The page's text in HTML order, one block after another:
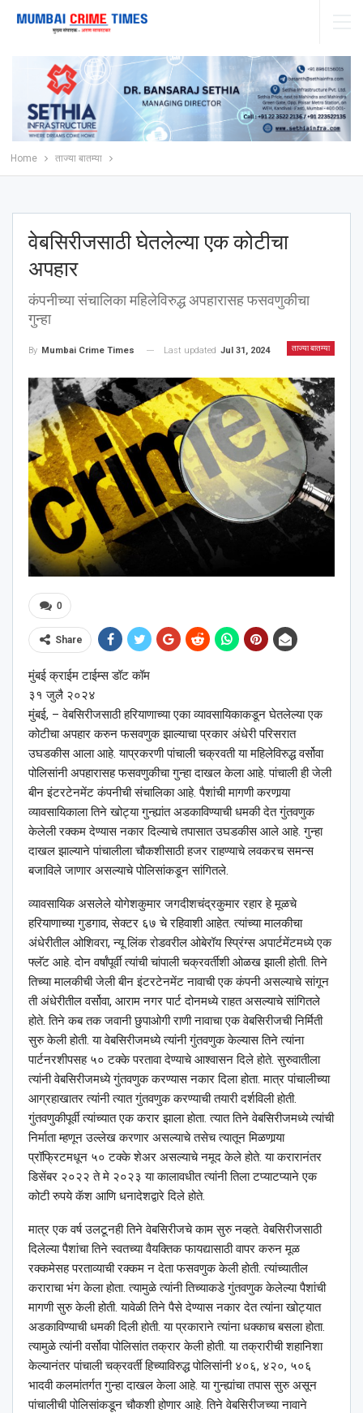
Home ताज्या बातम्या
वेबसिरीजसाठी घेतलेल्या एक कोटीचा
अपहार
कंपनीच्या संचालिका महिलेविरुद्ध अपहारासह फसवणुकीचा
गुन्हा
ताज्या बातम्या
By Mumbai Crime Times Last updated Jul 31, 2024
0
Share
मुंबई क्राईम टाईम्स डॉट कॉम
३१ जुलै २०२४
मुंबई, – वेबसिरीजसाठी हरियाणाच्या एका व्यावसायिकाकडून घेतलेल्या एक
कोटीचा अपहार करुन फसवणुक झाल्याचा प्रकार अंधेरी परिसरात
उघडकीस आला आहे. याप्रकरणी पांचाली चक्रवती या महिलेविरुद्ध वर्सोवा
पोलिसांनी अपहारासह फसवणुकीचा गुन्हा दाखल केला आहे. पांचाली ही जेली
बीन इंटरटेनमेंट कंपनीची संचालिका आहे. पैशांची मागणी करणार्‍या
व्यावसायिकाला तिने खोट्या गुन्ह्यांत अडकाविण्याची धमकी देत गुंतवणुक
केलेली रक्कम देण्यास नकार दिल्याचे तपासात उघडकीस आले आहे. गुन्हा
दाखल झाल्याने पांचालीला चौकशीसाठी हजर राहण्याचे लवकरच समन्स
बजाविले जाणार असल्याचे पोलिसांकडून सांगितले.
व्यावसायिक असलेले योगेशकुमार जगदीशचंद्रकुमार रहार हे मूळचे
हरियाणाच्या गुडगाव, सेक्टर ६७ चे रहिवाशी आहेत. त्यांच्या मालकीचा
अंधेरीतील ओशिवरा, न्यू लिंक रोडवरील ओबेरॉय स्प्रिंग्स अपार्टमेंटमध्ये एक
फ्लॅट आहे. दोन वर्षांपूर्वी त्यांची चांपाली चक्रवर्तीशी ओळख झाली होती. तिने
तिच्या मालकीची जेली बीन इंटरटेनमेंट नावाची एक कंपनी असल्याचे सांगून
ती अंधेरीतील वर्सोवा, आराम नगर पार्ट दोनमध्ये राहत असल्याचे सांगितले
होते. तिने कब तक जवानी छुपाओगी राणी नावाचा एक वेबसिरीजची निर्मिती
सुरु केली होती. या वेबसिरीजमध्ये त्यांनी गुंतवणुक केल्यास तिने त्यांना
पार्टनरशीपसह ५० टक्के परतावा देण्याचे आश्‍वासन दिले होते. सुरुवातीला
त्यांनी वेबसिरीजमध्ये गुंतवणुक करण्यास नकार दिला होता. मात्र पांचालीच्या
आग्रहाखातर त्यांनी त्यात गुंतवणुक करण्याची तयारी दर्शविली होती.
गुंतवणुकीपूर्वी त्यांच्यात एक करार झाला होता. त्यात तिने वेबसिरीजमध्ये त्यांची
निर्माता म्हणून उल्लेख करणार असल्याचे तसेच त्यातून मिळणार्‍या
प्रॉफ्रिटमधून ५० टक्के शेअर असल्याचे नमूद केले होते. या करारानंतर
डिसेंबर २०२२ ते मे २०२३ या कालावधीत त्यांनी तिला टप्याटप्याने एक
कोटी रुपये कॅश आणि धनादेशद्वारे दिले होते.
मात्र एक वर्ष उलटूनही तिने वेबसिरीजचे काम सुरु नव्हते. वेबसिरीजसाठी
दिलेल्या पैशांचा तिने स्वतच्या वैयक्तिक फायद्यासाठी वापर करुन मूळ
रक्कमेसह परताव्याची रक्कम न देता फसवणुक केली होती. त्यांच्यातील
कराराचा भंग केला होता. त्यामुळे त्यांनी तिच्याकडे गुंतवणुक केलेल्या पैशांची
मागणी सुरु केली होती. यावेळी तिने पैसे देण्यास नकार देत त्यांना खोट्यात
अडकाविण्याची धमकी दिली होती. या प्रकाराने त्यांना धक्काच बसला होता.
त्यामुळे त्यांनी वर्सोवा पोलिसांत तक्रार केली होती. या तक्रारीची शहानिशा
केल्यानंतर पांचाली चक्रवर्ती हिच्याविरुद्ध पोलिसांनी ४०६, ४२०, ५०६
भादवी कलमांतर्गत गुन्हा दाखल केला आहे. या गुन्ह्यांचा तपास सुरु असून
पांचालीची पोलिसांकडून चौकशी होणार आहे. तिने वेबसिरीजच्या नावाने